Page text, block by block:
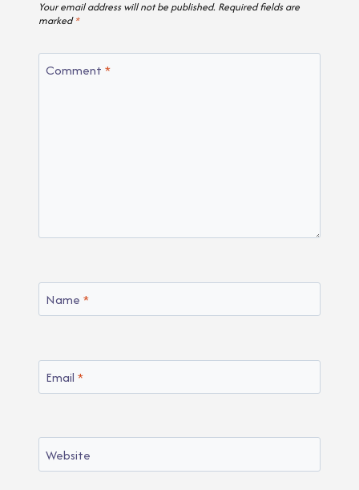
Your email address will not be published. Required fields are
marked*
Comment *
Name *
Email *
Website